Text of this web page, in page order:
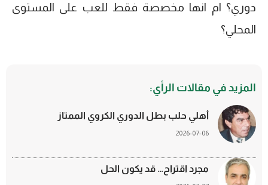
دوري؟ ام انها مخصصة فقط للعب على المستوى
المحلي؟
المزيد في مقالات الرأي:
أهلي حلب بطل الدوري الكروي الممتاز
2026-07-06
مجرد اقتراح… قد يكون الحل